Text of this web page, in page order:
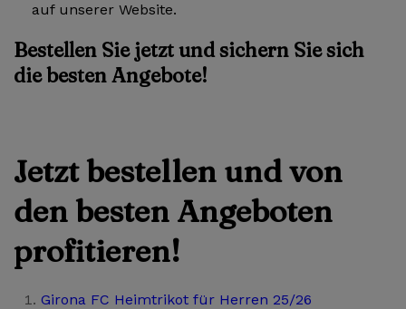
auf unserer Website.
Bestellen Sie jetzt und sichern Sie sich
die besten Angebote!
Jetzt bestellen und von
den besten Angeboten
profitieren!
Girona FC Heimtrikot für Herren 25/26